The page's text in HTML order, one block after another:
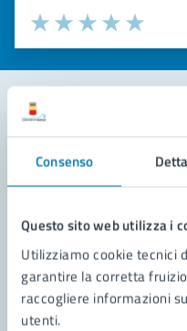
Consenso
Questo sito web utilizza i
Utilizziamo cookie tecnici
garantire la corretta
raccogliere informazioni
utenti.
Valuta la chiarezza delle
Seleziona il numero di
Valuta 5
Valuta 4
Valuta 3 stelle
Valuta 2 stelle su 5
Valuta 1 stelle su 5
Leggi le domande
Richiedi assistenza
Prenota
Problemi in città